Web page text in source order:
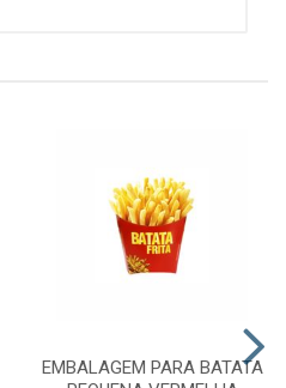
EMBALAGEM PARA BATATA